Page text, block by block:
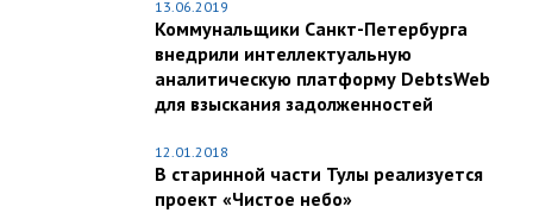
13.06.2019
Коммунальщики Санкт-Петербурга
внедрили интеллектуальную
аналитическую платформу DebtsWeb
для взыскания задолженностей
12.01.2018
В старинной части Тулы реализуется
проект «Чистое небо»